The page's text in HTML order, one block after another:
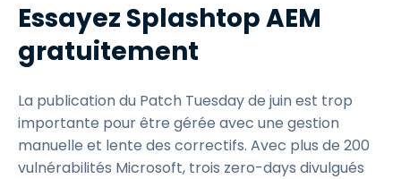
Essayez Splashtop AEM
gratuitement
La publication du Patch Tuesday de juin est trop
importante pour être gérée avec une gestion
manuelle et lente des correctifs. Avec plus de 200
vulnérabilités Microsoft, trois zero-days divulgués